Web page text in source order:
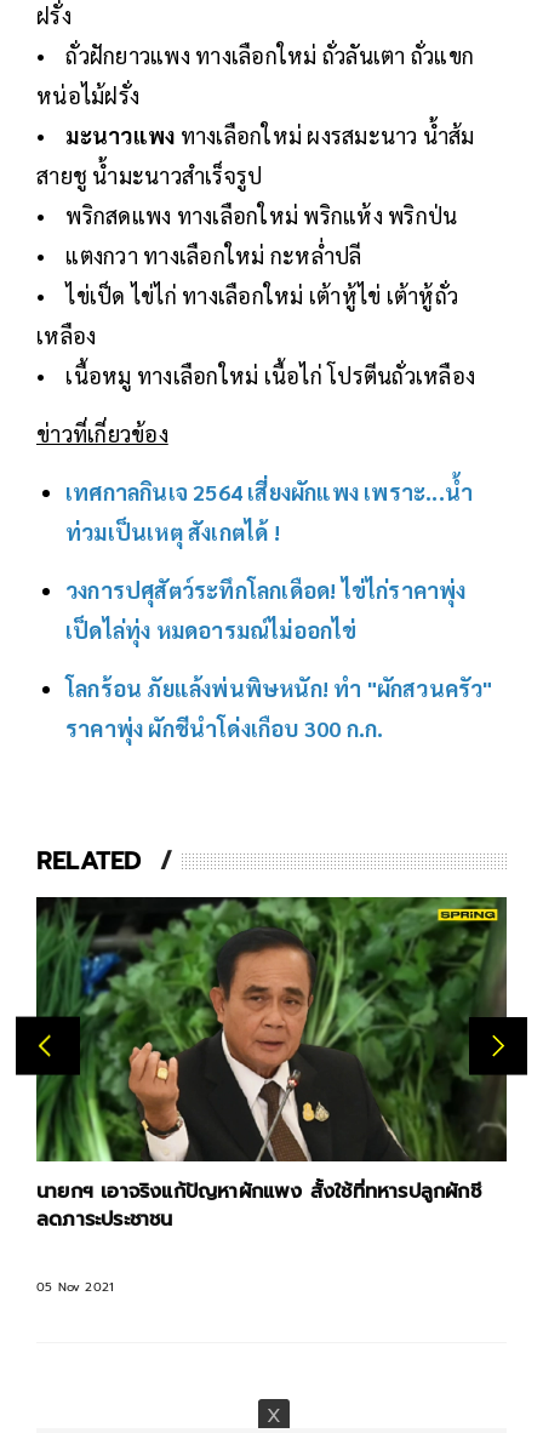
ฝรั่ง
• ถั่วฝักยาวแพง ทางเลือกใหม่ ถั่วลันเตา ถั่วแขก
หน่อไม้ฝรั่ง
• มะนาวแพง ทางเลือกใหม่ ผงรสมะนาว น้ำส้ม
สายชู น้ำมะนาวสำเร็จรูป
• พริกสดแพง ทางเลือกใหม่ พริกแห้ง พริกป่น
• แตงกวา ทางเลือกใหม่ กะหล่ำปลี
• ไข่เป็ด ไข่ไก่ ทางเลือกใหม่ เต้าหู้ไข่ เต้าหู้ถั่ว
เหลือง
• เนื้อหมู ทางเลือกใหม่ เนื้อไก่ โปรตีนถั่วเหลือง
ข่าวที่เกี่ยวข้อง
เทศกาลกินเจ 2564 เสี่ยงผักแพง เพราะ...น้ำ
ท่วมเป็นเหตุ สังเกตได้ !
วงการปศุสัตว์ระทึกโลกเดือด! ไข่ไก่ราคาพุ่ง
เป็ดไล่ทุ่ง หมดอารมณ์ไม่ออกไข่
โลกร้อน ภัยแล้งพ่นพิษหนัก! ทำ "ผักสวนครัว"
ราคาพุ่ง ผักชีนำโด่งเกือบ 300 ก.ก.
RELATED
นายกฯ เอาจริงแก้ปัญหาผักแพง สั้งใช้ที่ทหารปลูกผักชี
ลดภาระประชาชน
05 Nov 2021